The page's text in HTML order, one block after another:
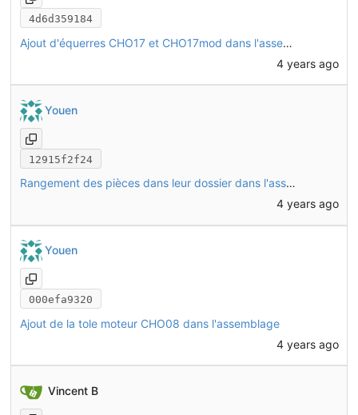
4d6d359184
Ajout d'équerres CHO17 et CHO17mod dans l'assemblage
4 years ago
Youen
12915f2f24
Rangement des pièces dans leur dossier dans l'assemblage
4 years ago
Youen
000efa9320
Ajout de la tole moteur CHO08 dans l'assemblage
4 years ago
Vincent B